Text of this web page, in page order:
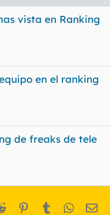
vista en Ranking
en el ranking
de freaks de tele
Reddit Pinterest
Tumblr